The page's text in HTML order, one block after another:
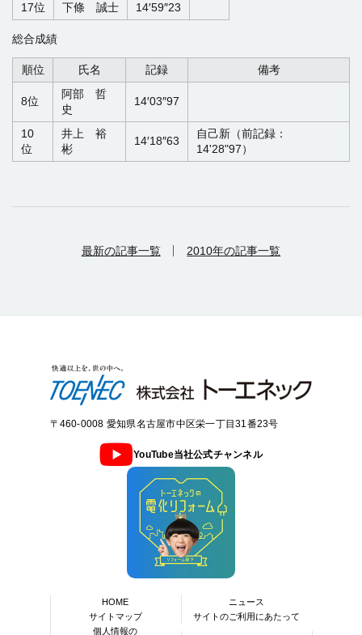
17位
下條 誠士 14′59″23
総合成績
順位 氏名 記録 備考
8位
阿部 哲
史
14′03″97
10
位
井上 裕
彬
14′18″63
自己新（前記録：
14'28"97）
最新の記事一覧 2010年の記事一覧
〒460-0008 愛知県名古屋市中区栄一丁目31番23号
YouTube当社公式チャンネル
HOME
ニュース
サイトマップ
サイトのご利用にあたって
個人情報の